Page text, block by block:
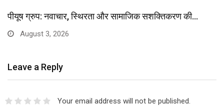
पीयूष ग्रुप: नवाचार, स्थिरता और सामाजिक सशक्तिकरण की…
August 3, 2026
Leave a Reply
Your email address will not be published.